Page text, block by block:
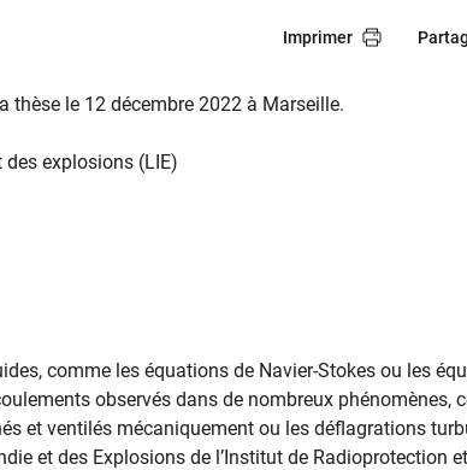
Imprimer
thèse le 12 décembre 2022 à Marseille.
explosions (LIE)
comme les équations de Navier-Stokes ou les
observés dans de nombreux phénomènes,
et ventilés mécaniquement ou les déflagrations
et des Explosions de l’Institut de Radioprotection